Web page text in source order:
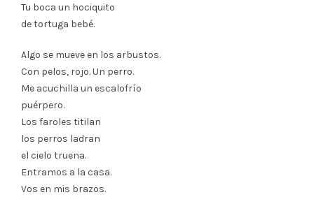
Tu boca un hociquito
de tortuga bebé.
Algo se mueve en los arbustos.
Con pelos, rojo. Un perro.
Me acuchilla un escalofrío
puérpero.
Los faroles titilan
los perros ladran
el cielo truena.
Entramos a la casa.
Vos en mis brazos.